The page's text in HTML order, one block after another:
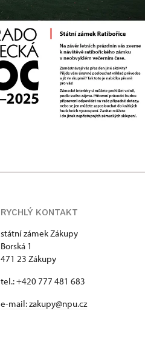
RYCHLÝ KONTAKT
státní zámek Zákupy
Borská 1
471 23 Zákupy
tel.: +420 777 481 683
e-mail: zakupy@npu.cz